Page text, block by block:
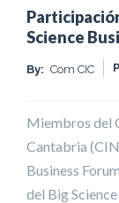
Science
By: Com CIC
Miembros del
Cantabria
Business
del Big